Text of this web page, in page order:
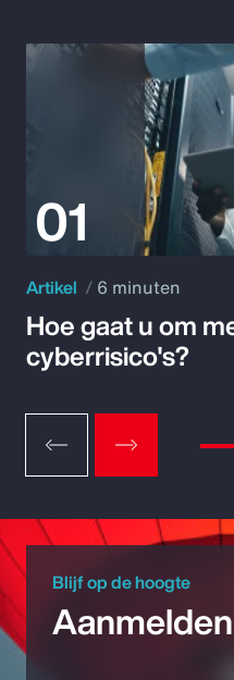
Artikel 6 minuten
Hoe gaat u om
cyberrisico's?
Blijf op de hoogte
Aanmelden